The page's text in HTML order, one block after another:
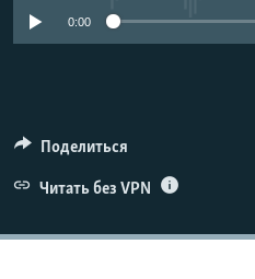
ПОБЕДИТЕЛЕЙ НЕ СУДЯТ?
УКРАИНСКАЯ ПРОБЛЕМА КРЫМА
ПРИСОЕДИНЯЙТЕСЬ!
0:00
Поделиться
Читать без VPN